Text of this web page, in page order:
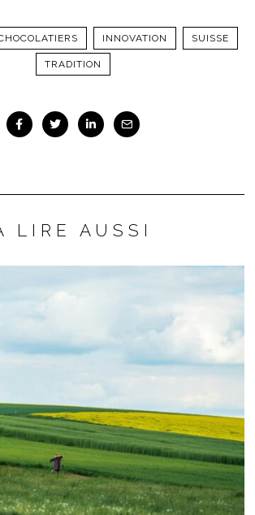
INNOVATION SUISSE
TRADITION
LIRE AUSSI